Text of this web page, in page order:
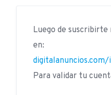
Luego de
en:
Para validar tu